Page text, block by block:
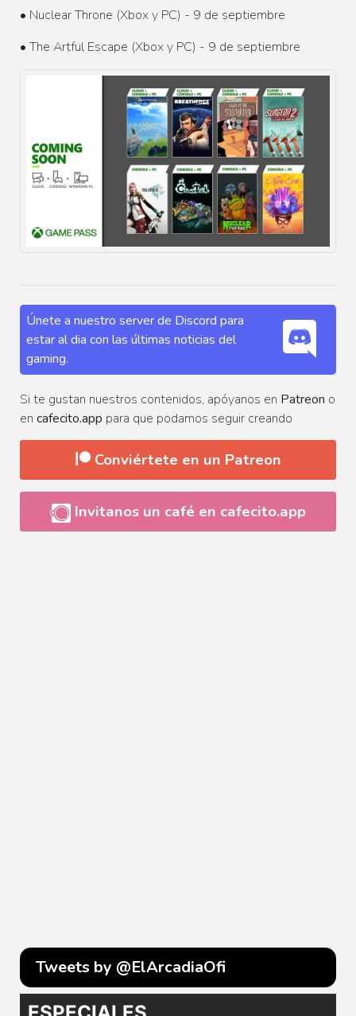
• Nuclear Throne (Xbox y PC) - 9 de septiembre
• The Artful Escape (Xbox y PC) - 9 de septiembre
Únete a nuestro server de Discord para
estar al dia con las últimas noticias del
gaming.
Si te gustan nuestros contenidos, apóyanos en Patreon o
en cafecito.app para que podamos seguir creando
Conviértete en un Patreon
Invitanos un café en cafecito.app
Tweets by @ElArcadiaOfi